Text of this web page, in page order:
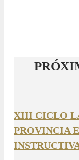
XIII CICLO
PROVINCIA